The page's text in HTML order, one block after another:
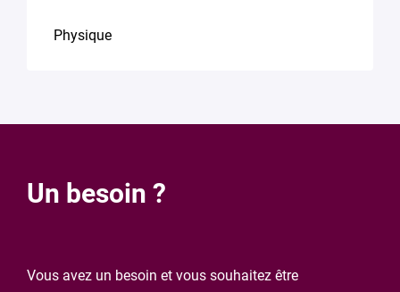
Physique
Un besoin ?
Vous avez un besoin et vous souhaitez être